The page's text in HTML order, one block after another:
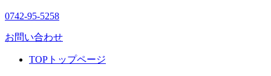
0742-95-5258
お問い合わせ
TOP トップページ